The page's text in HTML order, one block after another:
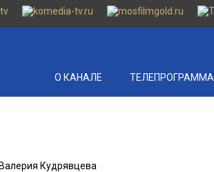
О КАНАЛЕ ТЕЛЕПРОГРАММА
Кудрявцева